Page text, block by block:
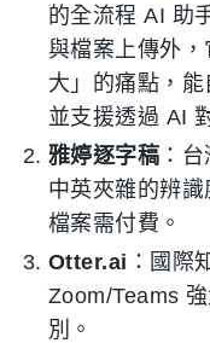
的全流程 AI 助
與檔案上傳外
大」的痛點，能
並支援透過 AI
雅婷逐字稿 ：
中英夾雜的辨
檔案需付費。
Otter.ai ：國際
Zoom/Teams
別。